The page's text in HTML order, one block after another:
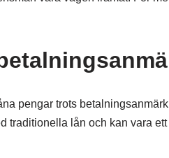
pengar trots
traditionella lån och kan vara